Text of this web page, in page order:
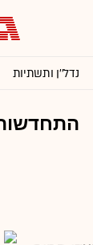
נדל''ן ותשתיות